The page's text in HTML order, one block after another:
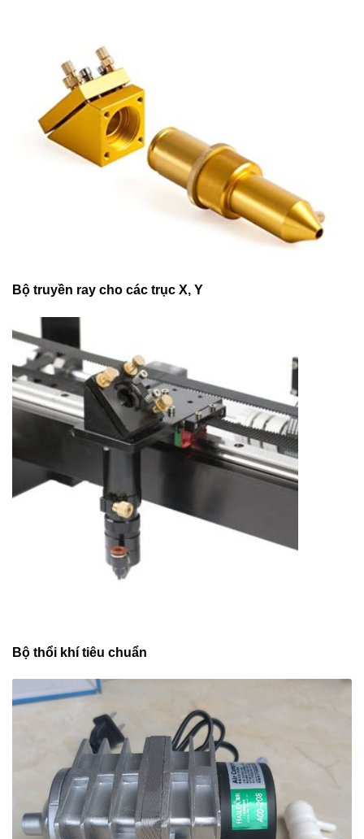
Bộ truyền ray cho các trục X, Y
Bộ thổi khí tiêu chuẩn